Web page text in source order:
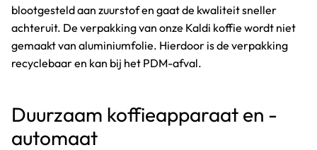
blootgesteld aan zuurstof en gaat de kwaliteit sneller
achteruit. De verpakking van onze Kaldi koffie wordt niet
gemaakt van aluminiumfolie. Hierdoor is de verpakking
recyclebaar en kan bij het PDM-afval.
Duurzaam koffieapparaat en -
automaat